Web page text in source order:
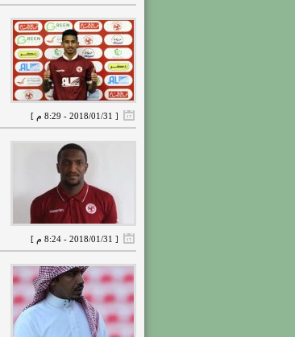
[ 2018/01/31 - 8:29 م ]
[ 2018/01/31 - 8:24 م ]